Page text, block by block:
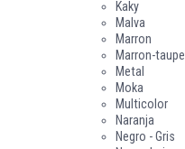
Kaky
Malva
Marron
Marron-taupe
Metal
Moka
Multicolor
Naranja
Negro - Gris